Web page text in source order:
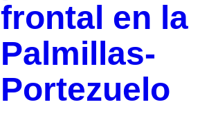
frontal en la
Palmillas-
Portezuelo